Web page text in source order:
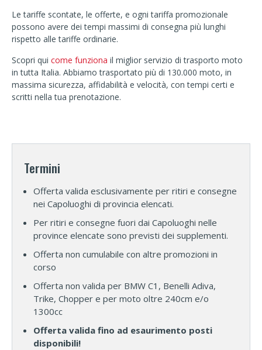
Le tariffe scontate, le offerte, e ogni tariffa promozionale
possono avere dei tempi massimi di consegna più lunghi
rispetto alle tariffe ordinarie.
Scopri qui come funziona il miglior servizio di trasporto moto
in tutta Italia. Abbiamo trasportato più di 130.000 moto, in
massima sicurezza, affidabilità e velocità, con tempi certi e
scritti nella tua prenotazione.
Termini
Offerta valida esclusivamente per ritiri e consegne
nei Capoluoghi di provincia elencati.
Per ritiri e consegne fuori dai Capoluoghi nelle
province elencate sono previsti dei supplementi.
Offerta non cumulabile con altre promozioni in
corso
Offerta non valida per BMW C1, Benelli Adiva,
Trike, Chopper e per moto oltre 240cm e/o
1300cc
Offerta valida fino ad esaurimento posti
disponibili!